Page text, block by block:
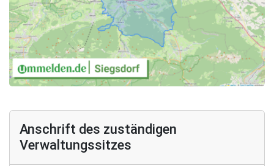
Anschrift des zuständigen
Verwaltungssitzes